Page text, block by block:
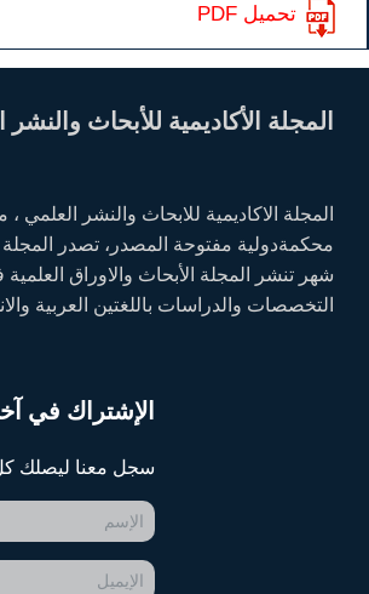
تحميل PDF
المجلة الأكاديمية للأبحاث
المجلة الاكاديمية للابحاث والنشر العلمي
محكمةدولية مفتوحة المصدر، تصدر
شهر تنشر المجلة الأبحاث والاوراق
التخصصات والدراسات باللغتين العربية
الإشتراك في
سجل معنا ليصلك